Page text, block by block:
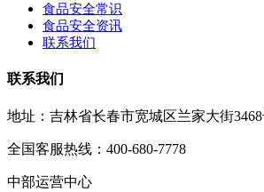
食品安全常识
食品安全资讯
联系我们
联系我们
地址：吉林省长春市宽城区兰家大街
全国客服热线：400-680-7778
中部运营中心